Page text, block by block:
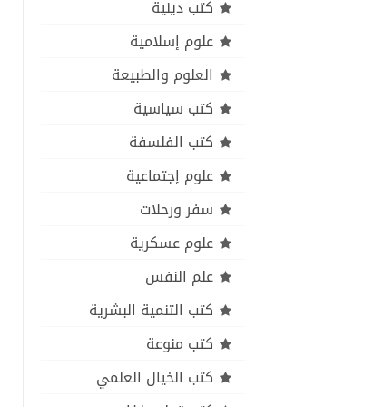
كتب دينية
علوم إسلامية
العلوم والطبيعة
كتب سياسية
كتب الفلسفة
علوم إجتماعية
سفر ورحلات
علوم عسكرية
علم النفس
كتب التنمية البشرية
كتب منوعة
كتب الخيال العلمي